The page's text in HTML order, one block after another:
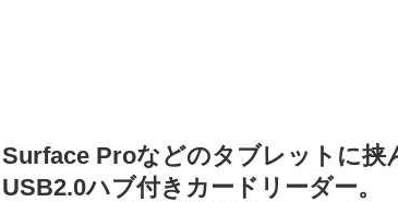
Surface Proなどのタブレットに挟
USB2.0ハブ付きカードリーダー。